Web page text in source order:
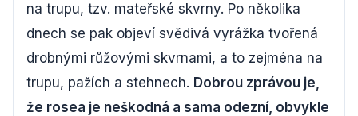
na trupu, tzv. mateřské skvrny. Po několika
dnech se pak objeví svědivá vyrážka tvořená
drobnými růžovými skvrnami, a to zejména na
trupu, pažích a stehnech. Dobrou zprávou je,
že rosea je neškodná a sama odezní, obvykle